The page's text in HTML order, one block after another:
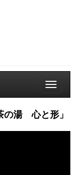
Toggle
湯 心と形」